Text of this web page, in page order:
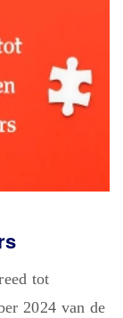
tot
2024 van de